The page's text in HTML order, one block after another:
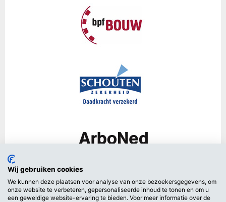
Wij gebruiken cookies
We kunnen deze plaatsen voor analyse van onze bezoekersgegevens, om
onze website te verbeteren, gepersonaliseerde inhoud te tonen en om u
een geweldige website-ervaring te bieden. Voor meer informatie over de